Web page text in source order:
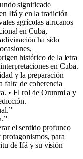
significado
Ifá y en la tradición
agrícolas africanos
en Cuba,
ha sido
histórico de la letra
en Cuba.
y la preparación
falta de coherencia
• El rol de Orunmila y
el sentido profundo
protagonismos, para
de Ifá y su visión